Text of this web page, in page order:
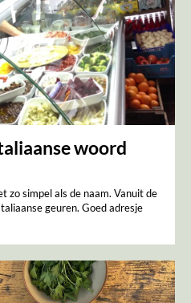
woord
zo simpel als de naam. Vanuit de
geuren. Goed adresje